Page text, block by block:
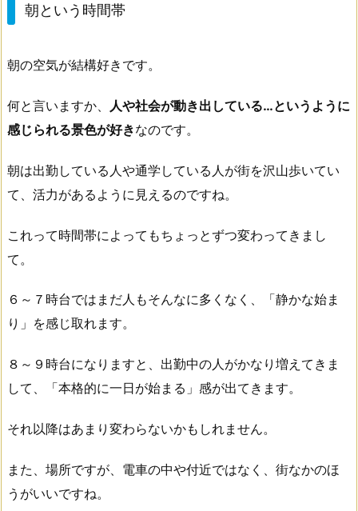
朝という時間帯
朝の空気が結構好きです。
何と言いますか、
人や社会が動き出している…というように
感じられる景色が好きなのです。
朝は出勤している人や通学している人が街を沢山歩いてい
て、活力があるように見えるのですね。
これって時間帯によってもちょっとずつ変わってきまし
て。
６～７時台ではまだ人もそんなに多くなく、「静かな始ま
り」を感じ取れます。
８～９時台になりますと、出勤中の人がかなり増えてきま
して、「本格的に一日が始まる」感が出てきます。
それ以降はあまり変わらないかもしれません。
また、場所ですが、電車の中や付近ではなく、街なかのほ
うがいいですね。